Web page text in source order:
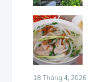
18 Tháng 4, 2026